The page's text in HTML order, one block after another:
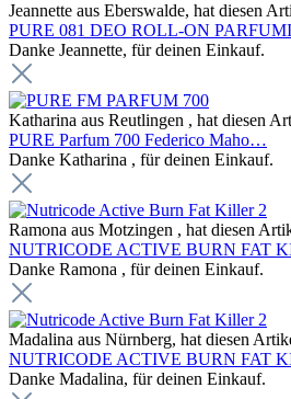
Jeannette aus Eberswalde, hat diesen
PURE 081 DEO ROLL-ON
Danke Jeannette, für deinen Einkauf.
Katharina aus Reutlingen , hat diesen
PURE Parfum 700 Federico Maho…
Danke Katharina , für deinen Einkauf.
Ramona aus Motzingen , hat diesen
NUTRICODE ACTIVE BURN FAT
Danke Ramona , für deinen Einkauf.
Madalina aus Nürnberg, hat diesen
NUTRICODE ACTIVE BURN FAT
Danke Madalina, für deinen Einkauf.